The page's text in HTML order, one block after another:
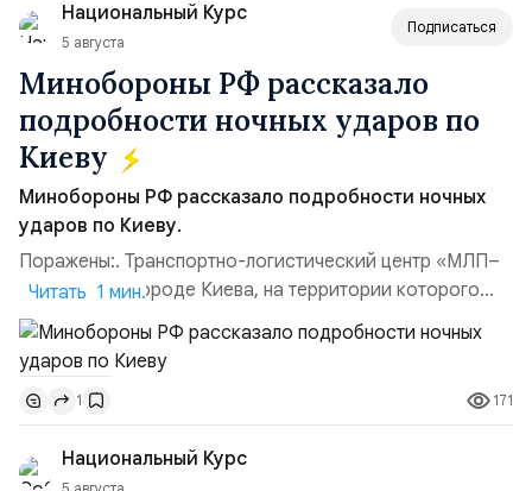
(1998–2002 г...
Национальный Курс
5 августа
Подписаться
Минобороны РФ рассказало
подробности ночных ударов по
Киеву
Минобороны РФ рассказало подробности ночных
ударов по Киеву.
Поражены:. Транспортно-логистический центр «МЛП–
Чайка» в пригороде Киева, на территории которого
осуществлялось хранение, сборка а также запуск с
прилегающего полевого аэродром «Чайка»
дальнобойных БПЛА ВСУ; Складские помещения
«Транс-Логистик» в Оболонском районе г. Киев,
использовавшиеся для хранения военного
имущества ВСУ; Сортировочны...
Читать 1 мин.
1 171
Национальный Курс